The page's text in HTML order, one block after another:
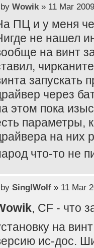
by Wowik» 11 Mar
ПЦ и у меня
не нашел
на винт
запускать
через
этом пока
параметры,
на них
что-то не
by SinglWolf» 11 Mar
, CF - что
на
ис-дос.